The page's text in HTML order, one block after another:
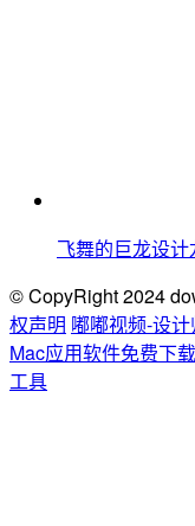
飞舞的巨龙设
© CopyRight 2024
权声明 嘟嘟视频-设
Mac应用软件免费下载
工具